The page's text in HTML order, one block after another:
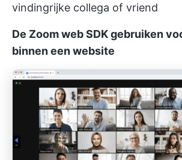
vindingrijke collega of vriend
De Zoom web SDK gebruiken
binnen een website